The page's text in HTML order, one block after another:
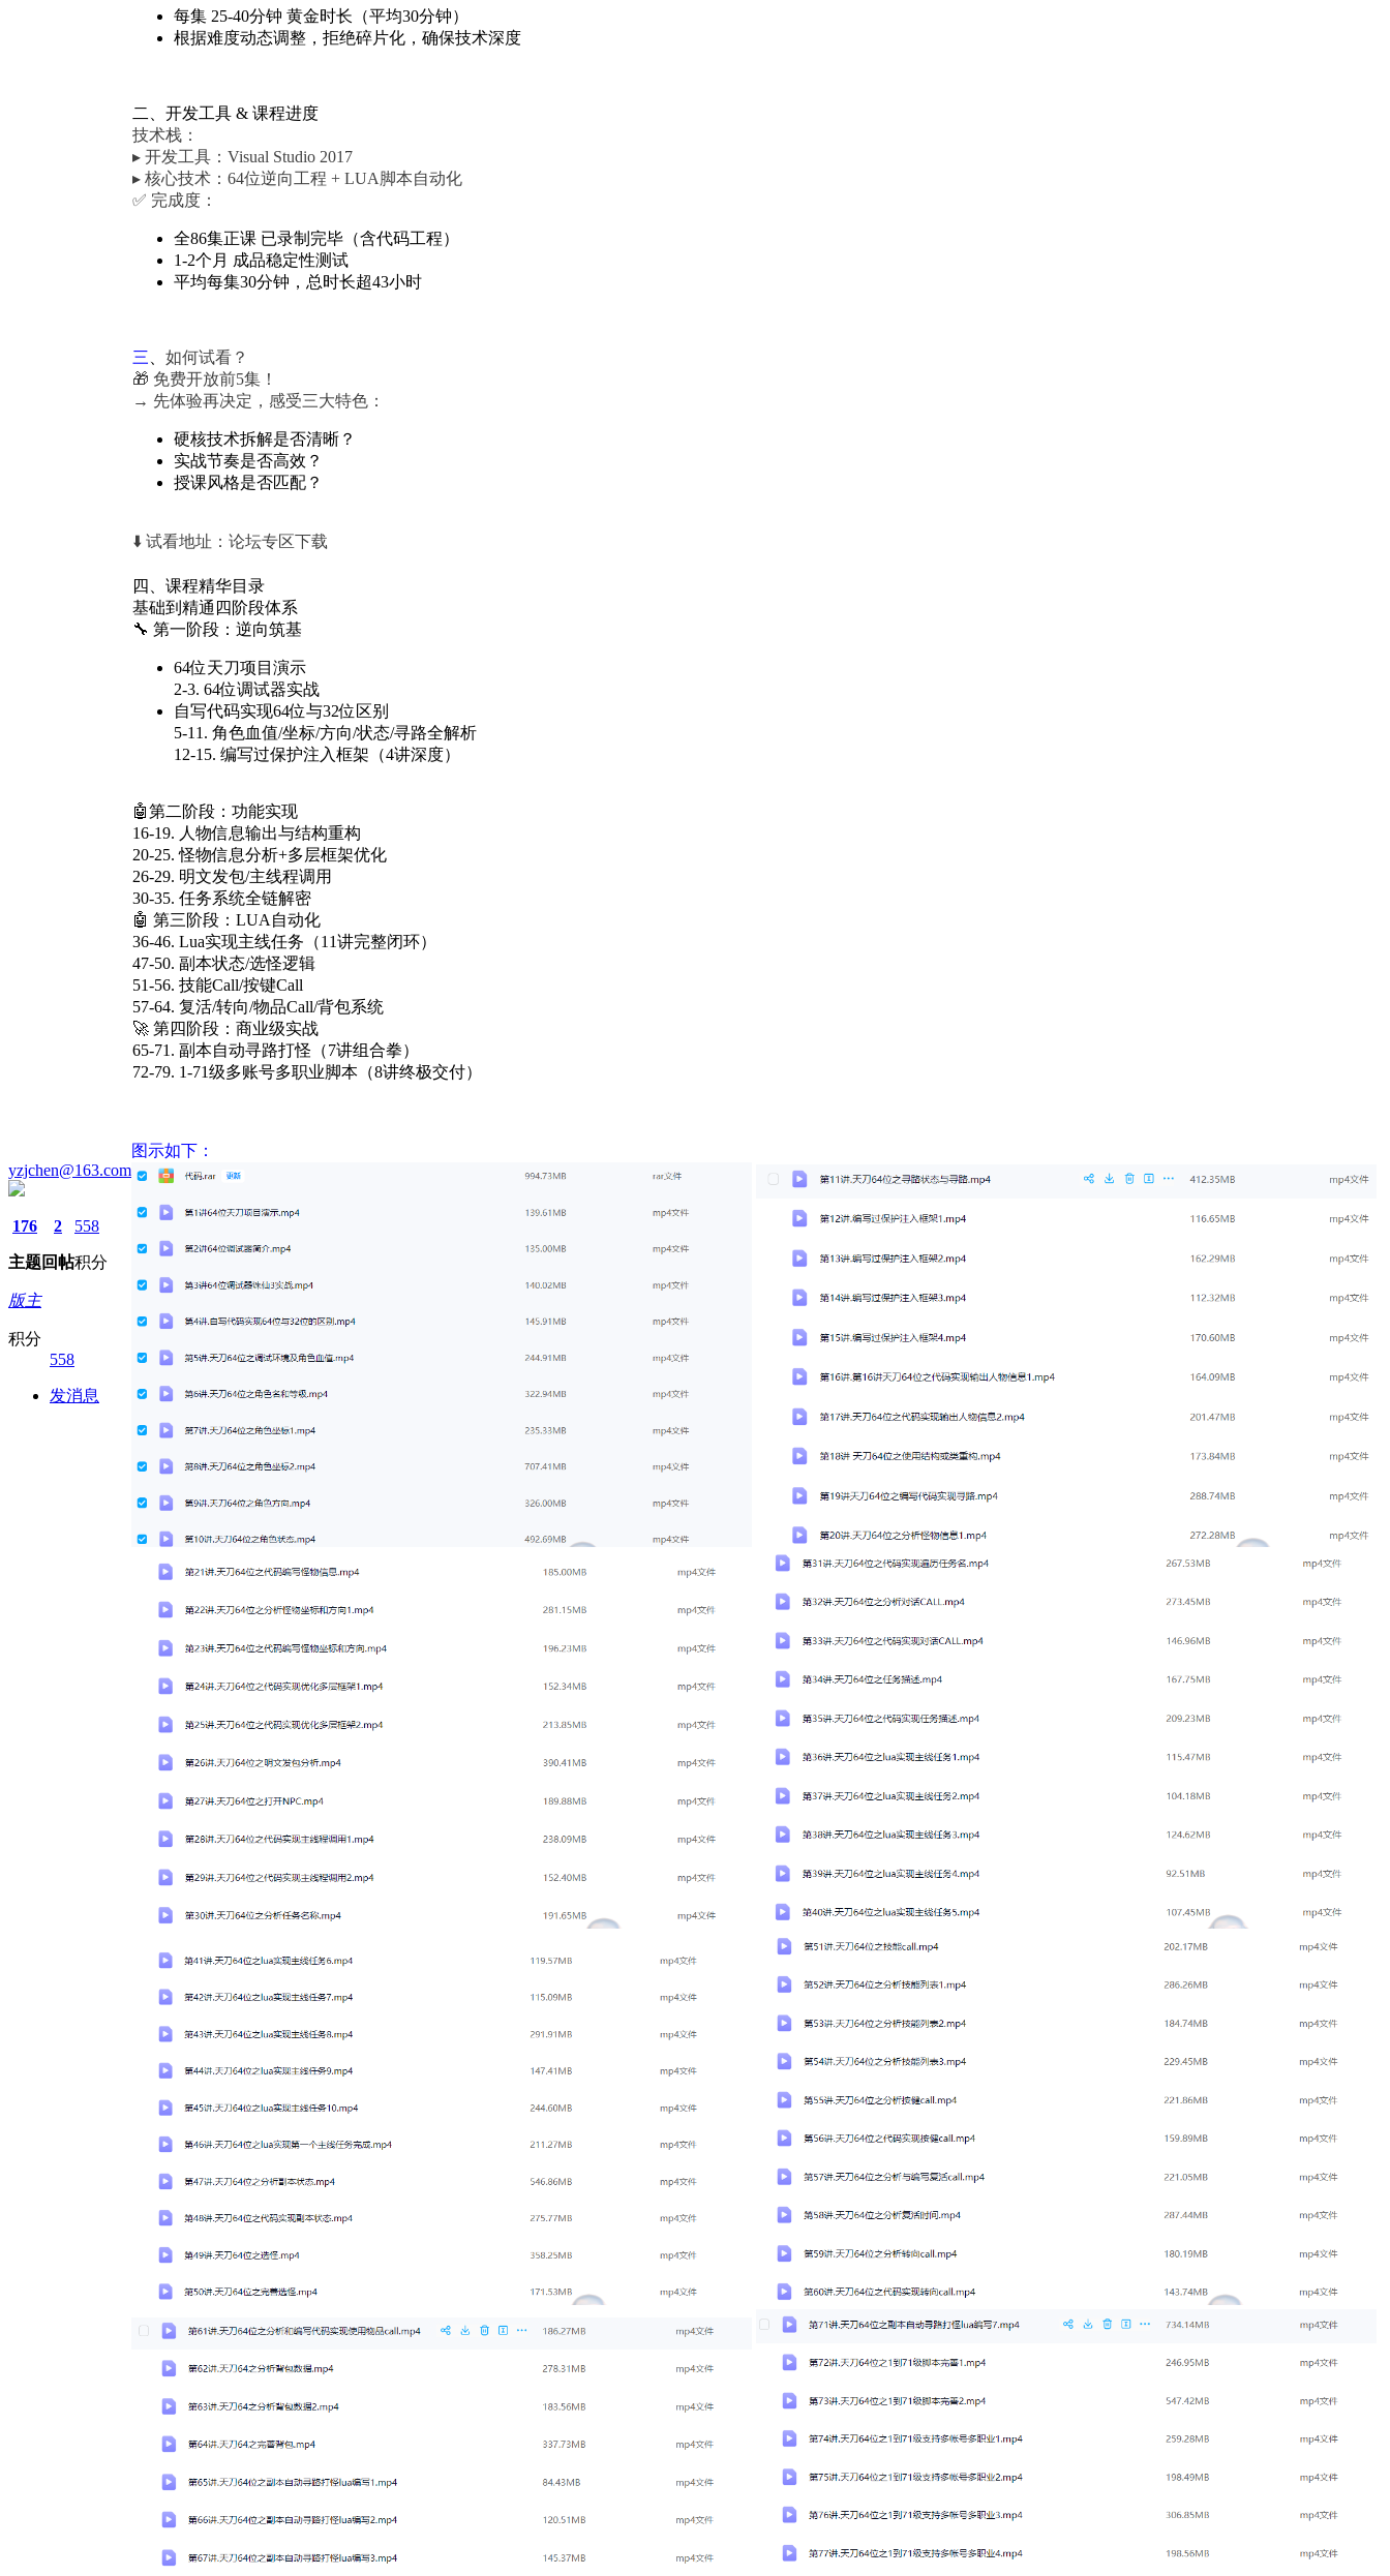
yzjchen@163.com
176
主题
2
回帖
558
积分
版主
积分
558
发消息
每集 25-40分钟 黄金时长（平均30分钟）
根据难度动态调整，拒绝碎片化，确保技术深度
二、开发工具 & 课程进度
技术栈：
▸ 开发工具：Visual Studio 2017
▸ 核心技术：64位逆向工程 + LUA脚本自动化
✅ 完成度：
全86集正课 已录制完毕（含代码工程）
1-2个月 成品稳定性测试
平均每集30分钟，总时长超43小时
三
如何试看？
🎁 免费开放前5集！
→ 先体验再决定，感受三大特色：
硬核技术拆解是否清晰？
实战节奏是否高效？
授课风格是否匹配？
⬇️ 试看地址：论坛专区下载
四、课程精华目录
基础到精通四阶段体系
🔧 第一阶段：逆向筑基
64位天刀项目演示
2-3. 64位调试器实战
自写代码实现64位与32位区别
5-11. 角色血值/坐标/方向/状态/寻路全解析
12-15. 编写过保护注入框架（4讲深度）
🤖第二阶段：功能实现
16-19. 人物信息输出与结构重构
20-25. 怪物信息分析+多层框架优化
26-29. 明文发包/主线程调用
30-35. 任务系统全链解密
🤖 第三阶段：LUA自动化
36-46. Lua实现主线任务（11讲完整闭环）
47-50. 副本状态/选怪逻辑
51-56. 技能Call/按键Call
57-64. 复活/转向/物品Call/背包系统
🚀 第四阶段：商业级实战
65-71. 副本自动寻路打怪（7讲组合拳）
72-79. 1-71级多账号多职业脚本（8讲终极交付）
图示如下：